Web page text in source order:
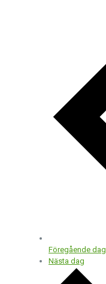
Föregående dag
Nästa dag